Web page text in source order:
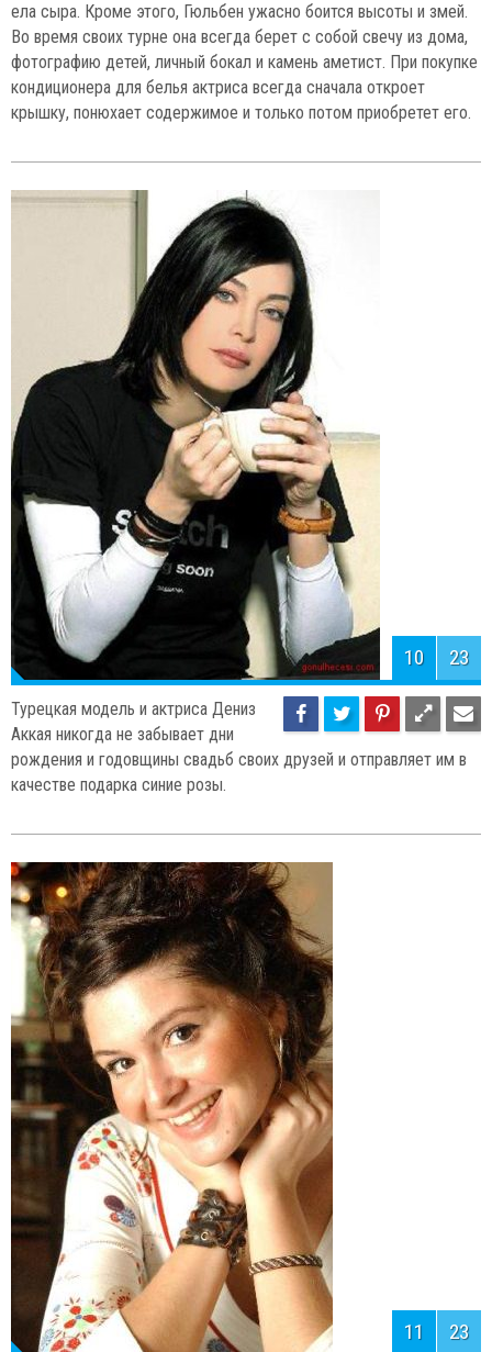
ела сыра. Кроме этого, Гюльбен ужасно боится высоты и змей.
Во время своих турне она всегда берет с собой свечу из дома,
фотографию детей, личный бокал и камень аметист. При покупке
кондиционера для белья актриса всегда сначала откроет
крышку, понюхает содержимое и только потом приобретет его.
10 23
Турецкая модель и актриса Дениз
Аккая никогда не забывает дни
рождения и годовщины свадьб своих друзей и отправляет им в
качестве подарка синие розы.
11 23